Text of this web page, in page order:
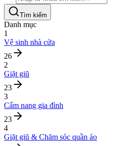
Tìm kiếm
Danh mục
1
Vệ sinh nhà cửa
26
2
Giặt giũ
23
3
Cẩm nang gia đình
23
4
Giặt giũ & Chăm sóc quần áo